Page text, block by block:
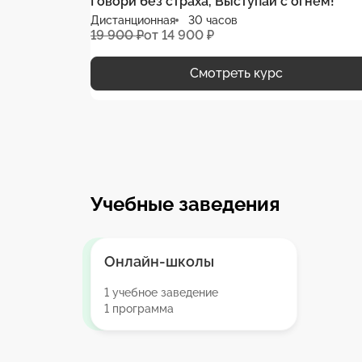
Дистанционная 30 часов
19 900 ₽от 14 900 ₽
Смотреть курс
Учебные заведения
Онлайн-школы
1 учебное заведение
1 программа